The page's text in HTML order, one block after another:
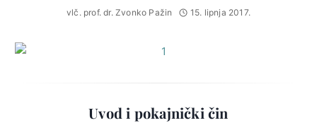
vlč. prof. dr. Zvonko Pažin 15. lipnja 2017.
Uvod i pokajnički čin